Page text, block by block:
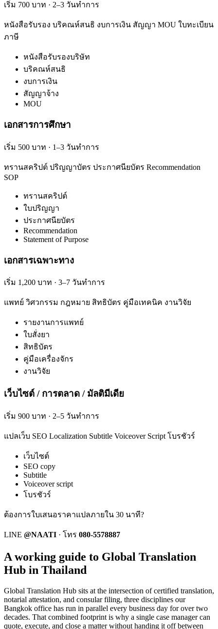
เริ่ม 700 บาท · 2–3 วันทำการ
หนังสือรับรอง บริคณห์สนธิ งบการเงิน สัญญา MOU ใบทะเบียน
ภาษี
หนังสือรับรองบริษัท
บริคณห์สนธิ
งบการเงิน
สัญญาจ้าง
MOU
เอกสารการศึกษา
เริ่ม 500 บาท · 1–3 วันทำการ
ทรานสคริปต์ ปริญญาบัตร ประกาศนียบัตร Recommendation
SOP
ทรานสคริปต์
ใบปริญญา
ประกาศนียบัตร
Recommendation
Statement of Purpose
เอกสารเฉพาะทาง
เริ่ม 1,200 บาท · 3–7 วันทำการ
แพทย์ วิศวกรรม กฎหมาย สิทธิบัตร คู่มือเทคนิค งานวิจัย
รายงานการแพทย์
ใบสั่งยา
สิทธิบัตร
คู่มือเครื่องจักร
งานวิจัย
เว็บไซต์ / การตลาด / มัลติมีเดีย
เริ่ม 900 บาท · 2–5 วันทำการ
แปลเว็บ SEO Localization Subtitle Voiceover Script โบรชัวร์
เว็บไซต์
SEO copy
Subtitle
Voiceover script
โบรชัวร์
ต้องการใบเสนอราคาแปลภายใน 30 นาที?
LINE @NAATI · โทร 080-5578887
A working guide to Global Translation
Hub in Thailand
Global Translation Hub sits at the intersection of certified translation,
notarial attestation, and consular filing, three disciplines our
Bangkok office has run in parallel every business day for over two
decades. That combined footprint is why a single case manager can
quote, execute, and close a matter without handing it off between